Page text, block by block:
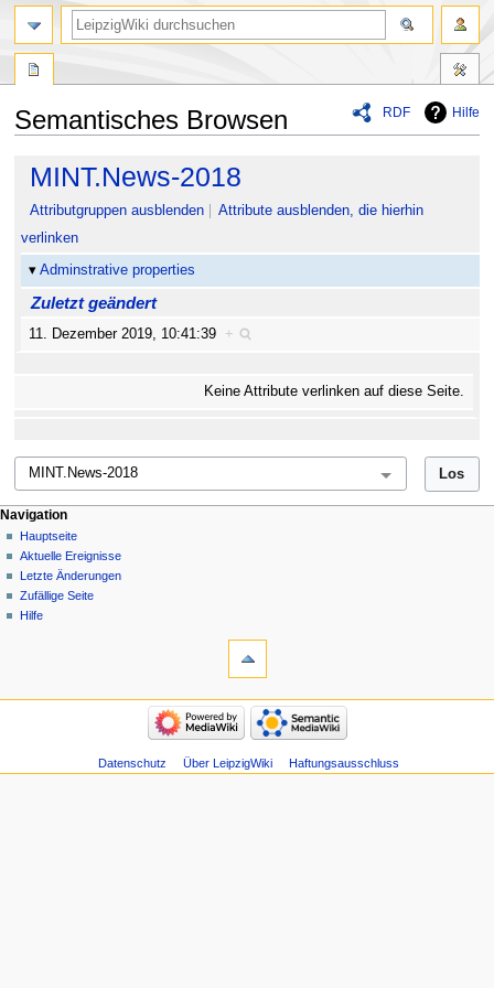
RDF Hilfe
Semantisches Browsen
Navigation
springen
Suche
springen
MINT.News-2018
Attributgruppen ausblenden
Attribute ausblenden, die hierhin
verlinken
Adminstrative properties
Zuletzt geändert
11. Dezember 2019, 10:41:39 +
Keine Attribute verlinken auf diese Seite.
Navigation
Hauptseite
Aktuelle Ereignisse
Letzte Änderungen
Zufällige Seite
Hilfe
Datenschutz Über LeipzigWiki Haftungsausschluss